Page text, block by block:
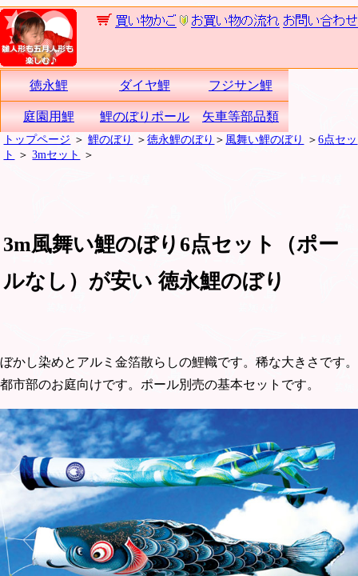
徳永鯉 ダイヤ鯉 フジサン鯉
庭園用鯉 鯉のぼりポール 矢車等部品類
トップページ ＞鯉のぼり ＞徳永鯉のぼり ＞ 風舞い鯉のぼり ＞6点セッ
ト
＞3mセット ＞
3m風舞い鯉のぼり6点セット（ポー
ルなし）が安い 徳永鯉のぼり
ぼかし染めとアルミ金箔散らしの鯉幟です。稀な大きさです。
都市部のお庭向けです。ポール別売の基本セットです。